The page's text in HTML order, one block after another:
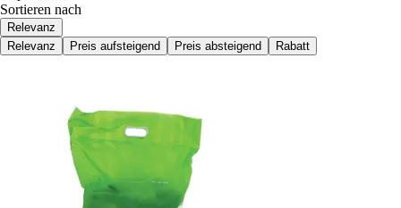
Sortieren nach
Relevanz
Relevanz
Preis aufsteigend Preis absteigend Rabatt